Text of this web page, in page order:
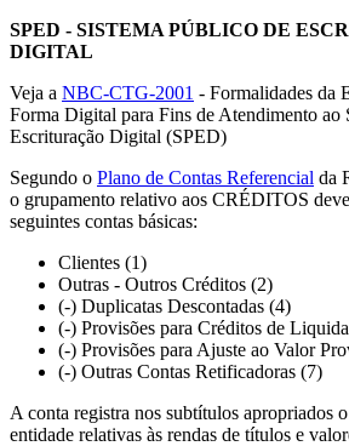
SPED - SISTEMA PÚBLICO DE
DIGITAL
Veja a NBC-CTG-2001 - Formalidades da
Forma Digital para Fins de Atendimento ao
Escrituração Digital (SPED)
Segundo o Plano de Contas Referencial da
o grupamento relativo aos CRÉDITOS
seguintes contas básicas:
Clientes (1)
Outras - Outros Créditos (2)
(-) Duplicatas Descontadas (4)
(-) Provisões para Créditos de
(-) Provisões para Ajuste ao Valor
(-) Outras Contas Retificadoras (7)
A conta registra nos subtítulos apropriados
entidade relativas às rendas de títulos e